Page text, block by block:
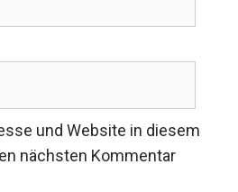
und Website in diesem
nächsten Kommentar